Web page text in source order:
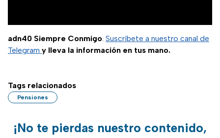
adn40 Siempre Conmigo. Suscríbete a nuestro canal de
Telegram y lleva la información en tus mano.
Tags relacionados
Pensiones
¡No te pierdas nuestro contenido,